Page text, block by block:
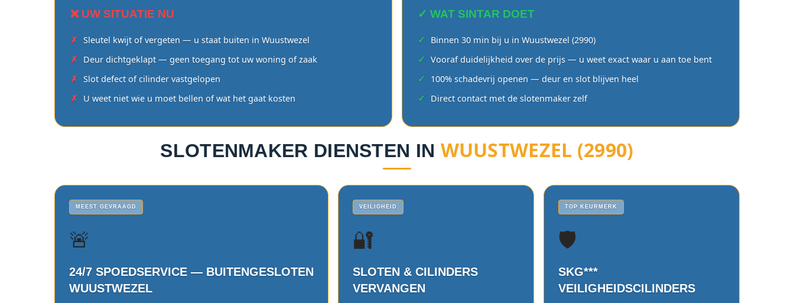
❌ UW SITUATIE NU
Sleutel kwijt of vergeten — u staat buiten in Wuustwezel
Deur dichtgeklapt — geen toegang tot uw woning of zaak
Slot defect of cilinder vastgelopen
U weet niet wie u moet bellen of wat het gaat kosten
✓ WAT SINTAR DOET
Binnen 30 min bij u in Wuustwezel (2990)
Vooraf duidelijkheid over de prijs — u weet exact waar u aan toe bent
100% schadevrij openen — deur en slot blijven heel
Direct contact met de slotenmaker zelf
SLOTENMAKER DIENSTEN IN WUUSTWEZEL (2990)
MEEST GEVRAAGD
🚨
24/7 SPOEDSERVICE — BUITENGESLOTEN
WUUSTWEZEL
VEILIGHEID
🔐
SLOTEN & CILINDERS
VERVANGEN
TOP KEURMERK
🛡️
SKG***
VEILIGHEIDSCILINDERS